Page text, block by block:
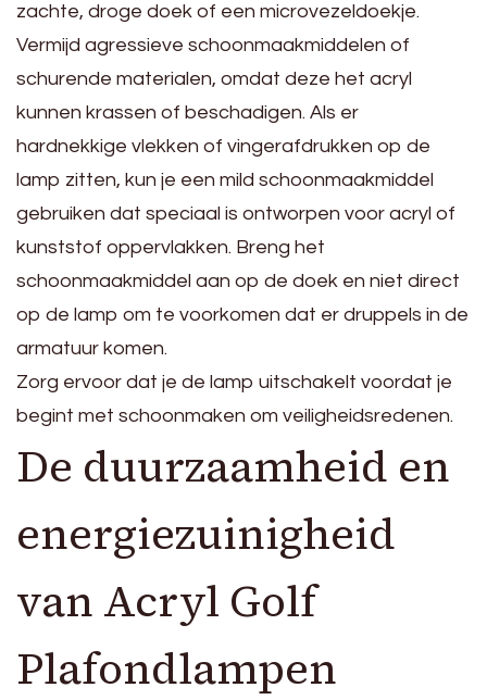
zachte, droge doek of een microvezeldoekje.
Vermijd agressieve schoonmaakmiddelen of
schurende materialen, omdat deze het acryl
kunnen krassen of beschadigen. Als er
hardnekkige vlekken of vingerafdrukken op de
lamp zitten, kun je een mild schoonmaakmiddel
gebruiken dat speciaal is ontworpen voor acryl of
kunststof oppervlakken. Breng het
schoonmaakmiddel aan op de doek en niet direct
op de lamp om te voorkomen dat er druppels in de
armatuur komen.
Zorg ervoor dat je de lamp uitschakelt voordat je
begint met schoonmaken om veiligheidsredenen.
De duurzaamheid en
energiezuinigheid
van Acryl Golf
Plafondlampen